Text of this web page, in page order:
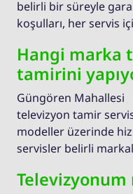
belirli bir süreyle
koşulları, her servis
Hangi marka
tamirini
Güngören Mahallesi
televizyon tamir
modeller üzerinde
servisler belirli
Televizyonum